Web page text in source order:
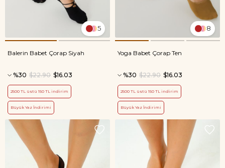
5
Balerin Babet Çorap Siyah
%30 $16.03
$22.90
2500 TL üstü 150 TL indirim
Büyük Yaz İndirimi
8
Yoga Babet Çorap Ten
%30 $16.03
$22.90
2500 TL üstü 150 TL indirim
Büyük Yaz İndirimi